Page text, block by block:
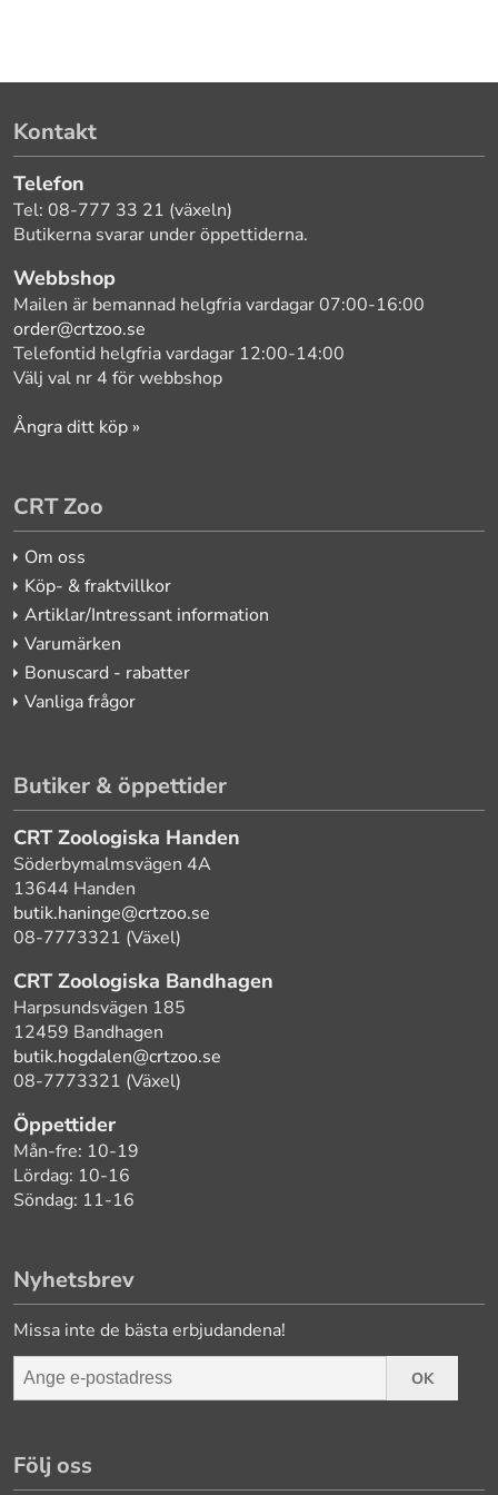
Kontakt
Telefon
Tel: 08-777 33 21 (växeln)
Butikerna svarar under öppettiderna.
Webbshop
Mailen är bemannad helgfria vardagar 07:00-16:00
order@crtzoo.se
Telefontid helgfria vardagar 12:00-14:00
Välj val nr 4 för webbshop
Ångra ditt köp »
CRT Zoo
Om oss
Köp- & fraktvillkor
Artiklar/Intressant information
Varumärken
Bonuscard - rabatter
Vanliga frågor
Butiker & öppettider
CRT Zoologiska Handen
Söderbymalmsvägen 4A
13644 Handen
butik.haninge@crtzoo.se
08-7773321 (Växel)
CRT Zoologiska Bandhagen
Harpsundsvägen 185
12459 Bandhagen
butik.hogdalen@crtzoo.se
08-7773321 (Växel)
Öppettider
Mån-fre: 10-19
Lördag: 10-16
Söndag: 11-16
Nyhetsbrev
Missa inte de bästa erbjudandena!
OK
Följ oss